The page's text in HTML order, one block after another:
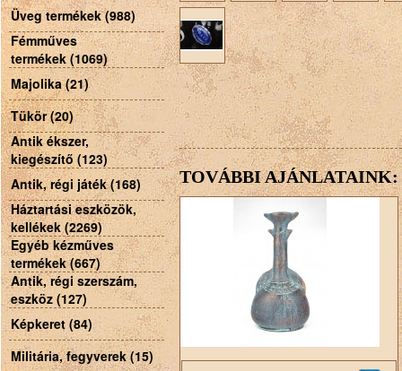
Üveg termékek (988)
Fémműves
termékek (1069)
Majolika (21)
Tükör (20)
Antik ékszer,
kiegészítő (123)
Antik, régi játék (168)
Háztartási eszközök,
kellékek (2269)
Egyéb kézműves
termékek (667)
Antik, régi szerszám,
eszköz (127)
Képkeret (84)
Militária, fegyverek (15)
TOVÁBBI AJÁNLATAINK: